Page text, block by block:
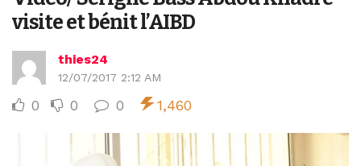
visite et bénit l’AIBD
thies24
12/07/2017 2:12 AM
0 0 0 1,460